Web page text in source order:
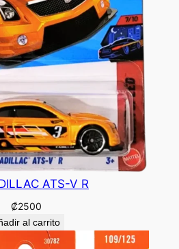
ATS-V R
₡2500
al carrito